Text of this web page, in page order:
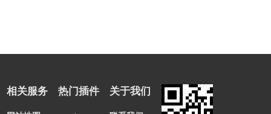
相关服务 热门插件 关于我们